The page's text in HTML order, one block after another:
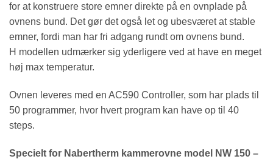
for at konstruere store emner direkte på en ovnplade på
ovnens bund. Det gør det også let og ubesværet at stable
emner, fordi man har fri adgang rundt om ovnens bund.
H modellen udmærker sig yderligere ved at have en meget
høj max temperatur.
Ovnen leveres med en AC590 Controller, som har plads til
50 programmer, hvor hvert program kan have op til 40
steps.
Specielt for Nabertherm kammerovne model NW 150 –